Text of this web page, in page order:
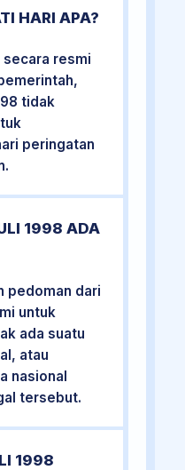
HARI APA?
resmi
tidak
peringatan
1998 ADA
pedoman dari
untuk
ada suatu
atau
nasional
tersebut.
1998